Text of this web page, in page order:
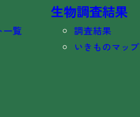
一覧
生物調査結果
調査結果
いきものマップ